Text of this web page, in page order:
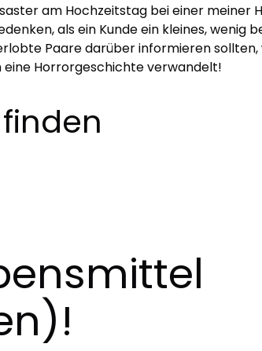
am Hochzeitstag bei einer meiner
als ein Kunde ein kleines, wenig
Paare darüber informieren sollten,
eine Horrorgeschichte verwandelt!